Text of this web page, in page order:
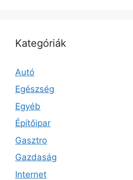
Kategóriák
Autó
Egészség
Egyéb
Építőipar
Gasztro
Gazdaság
Internet